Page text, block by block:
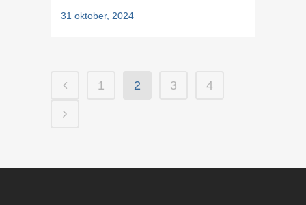
31 oktober, 2024
1 2 3 4